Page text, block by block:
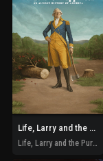
Life, Larry and the Pursuit of Unhappiness: An almost History of America
Life, Larry and the Pursuit of Unhappiness: An almost History of America